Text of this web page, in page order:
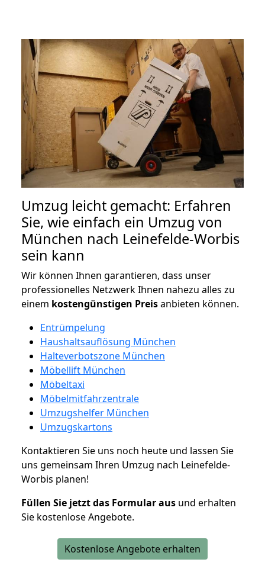
Umzug leicht gemacht: Erfahren
Sie, wie einfach ein Umzug von
München nach Leinefelde-Worbis
sein kann
Wir können Ihnen garantieren, dass unser
professionelles Netzwerk Ihnen nahezu alles zu
einem kostengünstigen Preisanbieten können.
Entrümpelung
Haushaltsauflösung München
Halteverbotszone München
Möbellift München
Möbeltaxi
Möbelmitfahrzentrale
Umzugshelfer München
Umzugskartons
Kontaktieren Sie uns noch heute und lassen Sie
uns gemeinsam Ihren Umzug nach Leinefelde-
Worbis planen!
Füllen Sie jetzt das Formular aus und erhalten
Sie kostenlose Angebote.
Kostenlose Angebote erhalten